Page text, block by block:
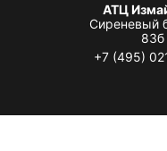
АТЦ
Сиреневый
83б
+7 (495)